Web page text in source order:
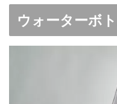
ウォーターボ